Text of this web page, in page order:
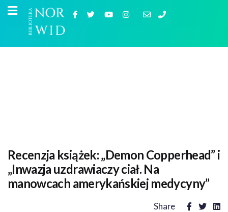
Recenzja książek: „Demon Copperhead” i
„Inwazja uzdrawiaczy ciał. Na
manowcach amerykańskiej medycyny”
Share